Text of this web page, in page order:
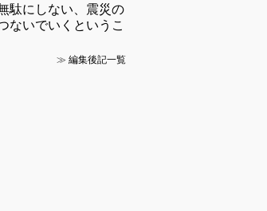
駄にしない、震災の
ないでいくというこ
≫ 編集後記一覧